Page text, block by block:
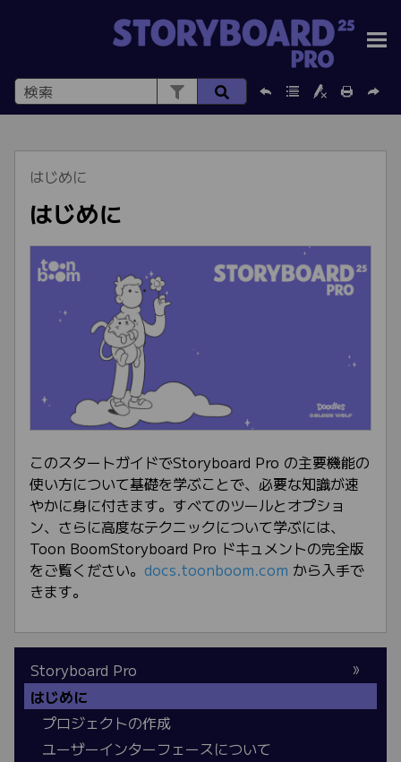
メインコンテンツに移動
はじめに
はじめに
このスタートガイドでStoryboard Pro の主要機能の
使い方について基礎を学ぶことで、必要な知識が速
やかに身に付きます。すべてのツールとオプショ
ン、さらに高度なテクニックについて学ぶには、
Toon BoomStoryboard Pro ドキュメントの完全版
をご覧ください。 docs.toonboom.com から入手で
きます。
Storyboard Pro
はじめに
プロジェクトの作成
ユーザーインターフェースについて